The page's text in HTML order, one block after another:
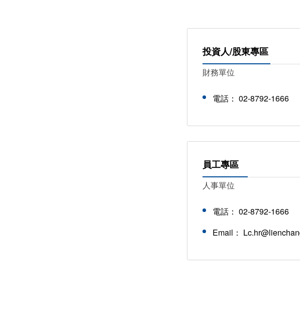
投資人/股東專區
財務單位
電話： 02-8792-1666
員工專區
人事單位
電話： 02-8792-1666
Email：